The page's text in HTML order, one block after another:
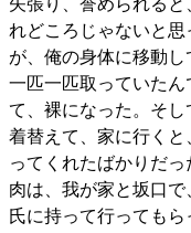
矢張り、誉められる
れどころじゃないと
が、俺の身体に移動し
一匹一匹取っていた
て、裸になった。そ
着替えて、家に行く
ってくれたばかりだっ
肉は、我が家と坂口
氏に持って行ってもら